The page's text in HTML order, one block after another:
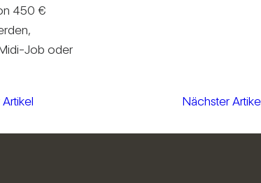
450 €
Job oder
Nächster